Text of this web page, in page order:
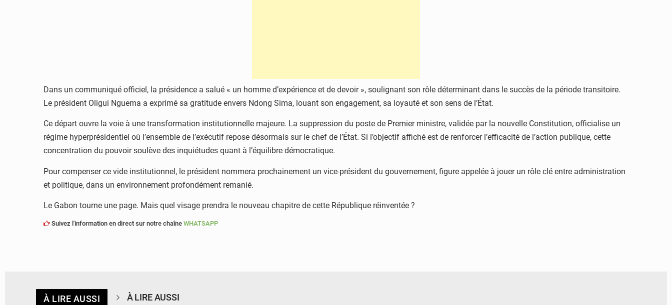
Dans un communiqué officiel, la présidence a salué « un homme d’expérience et de devoir », soulignant son rôle déterminant dans le succès de la période transitoire.
Le président Oligui Nguema a exprimé sa gratitude envers Ndong Sima, louant son engagement, sa loyauté et son sens de l’État.
Ce départ ouvre la voie à une transformation institutionnelle majeure. La suppression du poste de Premier ministre, validée par la nouvelle Constitution, officialise un
régime hyperprésidentiel où l’ensemble de l’exécutif repose désormais sur le chef de l’État. Si l’objectif affiché est de renforcer l’efficacité de l’action publique, cette
concentration du pouvoir soulève des inquiétudes quant à l’équilibre démocratique.
Pour compenser ce vide institutionnel, le président nommera prochainement un vice-président du gouvernement, figure appelée à jouer un rôle clé entre administration
et politique, dans un environnement profondément remanié.
Le Gabon tourne une page. Mais quel visage prendra le nouveau chapitre de cette République réinventée ?
Suivez l'information en direct sur notre chaîne WHATSAPP
À LIRE AUSSI À LIRE AUSSI